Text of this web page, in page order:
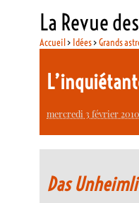
La Revue
Accueil> Idées>Grands
mercredi 3 février 2010
Das